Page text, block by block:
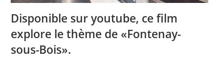
Disponible sur youtube, ce film
explore le thème de «Fontenay-
sous-Bois».